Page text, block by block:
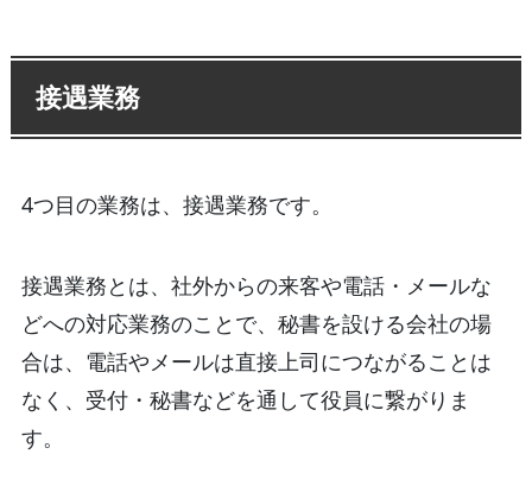
接遇業務
4つ目の業務は、接遇業務です。
接遇業務とは、社外からの来客や電話・メールな
どへの対応業務のことで、秘書を設ける会社の場
合は、電話やメールは直接上司につながることは
なく、受付・秘書などを通して役員に繋がりま
す。